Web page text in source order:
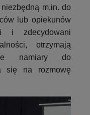
m.in. do
lub opiekunów
i zdecydowani
otrzymają
namiary do
się na rozmowę